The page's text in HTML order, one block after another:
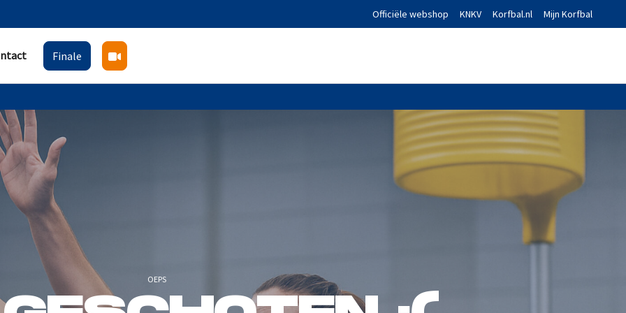
Officiële webshop KNKV Korfbal.nl Mijn Korfbal
Finale
OEPS